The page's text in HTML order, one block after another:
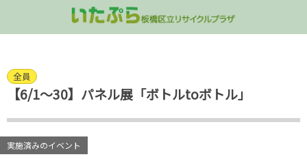
全員
【6/1～30】パネル展「ボトルtoボトル」
実施済みのイベント
屋上
2階 ラウンジフロア
家具の受入
拠点回収
「いたぷらショップ」
講演会
イベント
コンポスト